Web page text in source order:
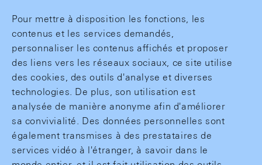
Pour mettre à disposition les fonctions, les
contenus et les services demandés,
personnaliser les contenus affichés et proposer
des liens vers les réseaux sociaux, ce site utilise
des cookies, des outils d'analyse et diverses
technologies. De plus, son utilisation est
analysée de manière anonyme afin d'améliorer
sa convivialité. Des données personnelles sont
également transmises à des prestataires de
services vidéo à l'étranger, à savoir dans le